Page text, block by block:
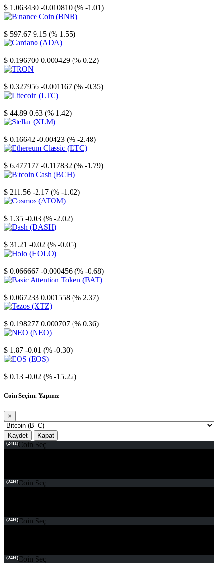
$ 1.063430 -0.010810 (% -1.01)
$ 597.67 9.15 (% 1.55)
$ 0.196700 0.000429 (% 0.22)
$ 0.327956 -0.001167 (% -0.35)
$ 44.89 0.63 (% 1.42)
$ 0.16642 -0.00423 (% -2.48)
$ 6.477177 -0.117832 (% -1.79)
$ 211.56 -2.17 (% -1.02)
$ 1.35 -0.03 (% -2.02)
$ 31.21 -0.02 (% -0.05)
$ 0.066667 -0.000456 (% -0.68)
$ 0.067233 0.001558 (% 2.37)
$ 0.198277 0.000707 (% 0.36)
$ 1.87 -0.01 (% -0.30)
$ 0.13 -0.02 (% -15.22)
Coin Seçimi Yapınız
×
Kaydet Kapat
(24H)Coin Seç
(24H)Coin Seç
(24H)Coin Seç
(24H)Coin Seç